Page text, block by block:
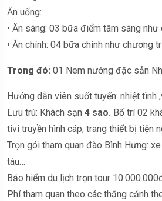
Ăn uống:
• Ăn sáng: 03 bữa điểm tâm sáng như
• Ăn chính: 04 bữa chính như chương
Trong đó: 01 Nem nướng đặc sản
Hướng dẫn viên suốt tuyến: nhiệt tình
Lưu trú: Khách sạn 4 sao. Bố trí 02
tivi truyền hình cáp, trang thiết bị tiện
Trọn gói tham quan đào Bình Hưng:
tàu…
Bảo hiểm du lịch trọn tour
Phí tham quan theo các thắng cảnh